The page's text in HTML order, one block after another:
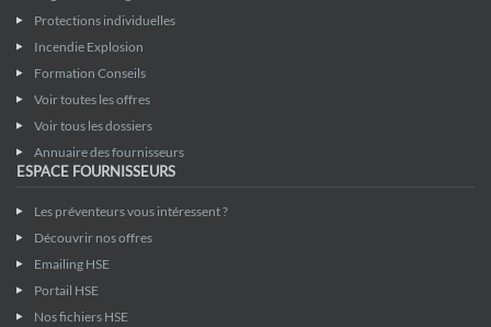
Protections individuelles
Incendie Explosion
Formation Conseils
Voir toutes les offres
Voir tous les dossiers
Annuaire des fournisseurs
ESPACE FOURNISSEURS
Les préventeurs vous intéressent ?
Découvrir nos offres
Emailing HSE
Portail HSE
Nos fichiers HSE